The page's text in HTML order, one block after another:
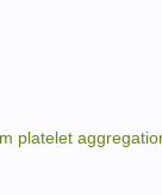
platelet